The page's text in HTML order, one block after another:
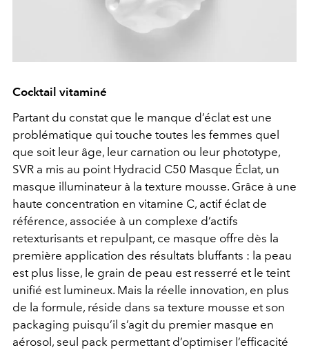
Cocktail vitaminé
Partant du constat que le manque d’éclat est une
problématique qui touche toutes les femmes quel
que soit leur âge, leur carnation ou leur phototype,
SVR a mis au point Hydracid C50 Masque Éclat, un
masque illuminateur à la texture mousse. Grâce à une
haute concentration en vitamine C, actif éclat de
référence, associée à un complexe d’actifs
retexturisants et repulpant, ce masque offre dès la
première application des résultats bluffants : la peau
est plus lisse, le grain de peau est resserré et le teint
unifié est lumineux. Mais la réelle innovation, en plus
de la formule, réside dans sa texture mousse et son
packaging puisqu’il s’agit du premier masque en
aérosol, seul pack permettant d’optimiser l’efficacité